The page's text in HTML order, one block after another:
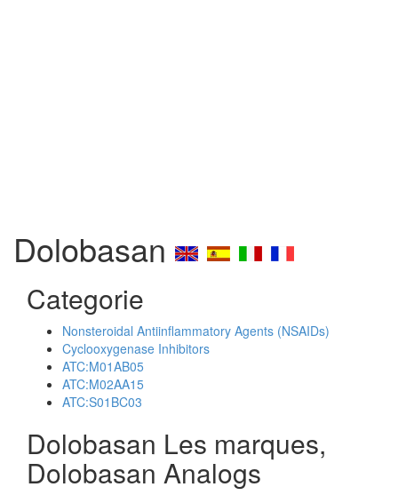
Dolobasan
Categorie
Nonsteroidal Antiinflammatory Agents (NSAIDs)
Cyclooxygenase Inhibitors
ATC:M01AB05
ATC:M02AA15
ATC:S01BC03
Dolobasan Les marques,
Dolobasan Analogs